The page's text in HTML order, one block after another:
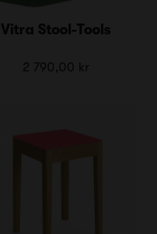
Vitra Stool-Tools
2 790,00 kr